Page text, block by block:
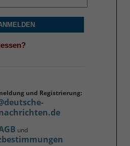
und Registrierung:
und